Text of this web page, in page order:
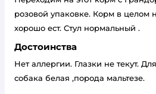
розовой упаковке. Корм в целом
хорошо ест. Стул нормальный .
Достоинства
Нет аллергии. Глазки не текут.
собака белая ,порода мальтезе.